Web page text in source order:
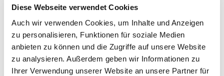
Diese Webseite verwendet Cookies
Auch wir verwenden Cookies, um Inhalte und Anzeigen
zu personalisieren, Funktionen für soziale Medien
anbieten zu können und die Zugriffe auf unsere Website
zu analysieren. Außerdem geben wir Informationen zu
Ihrer Verwendung unserer Website an unsere Partner für
von uns.
Zum 1.00er Pack